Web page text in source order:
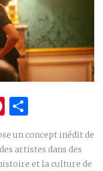
Pinterest
un concept inédit de
artistes dans des
et la culture de